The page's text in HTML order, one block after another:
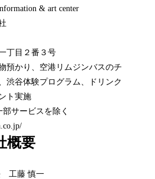
& art center
丁目２番３号
預かり、空港リムジンバスのチ
渋谷体験プログラム、ドリンク
ト実施
サービスを除く
概要
工藤 慎一